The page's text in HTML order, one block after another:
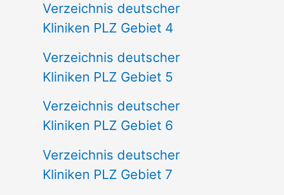
Verzeichnis deutscher
Kliniken PLZ Gebiet 4
Verzeichnis deutscher
Kliniken PLZ Gebiet 5
Verzeichnis deutscher
Kliniken PLZ Gebiet 6
Verzeichnis deutscher
Kliniken PLZ Gebiet 7